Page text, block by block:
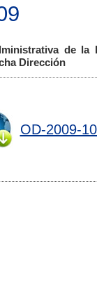
de
Dirección
OD-2009-